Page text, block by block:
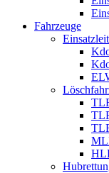
Fahrzeuge